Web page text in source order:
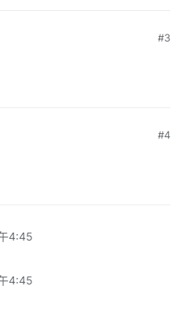
#3
#4
4:45
4:45